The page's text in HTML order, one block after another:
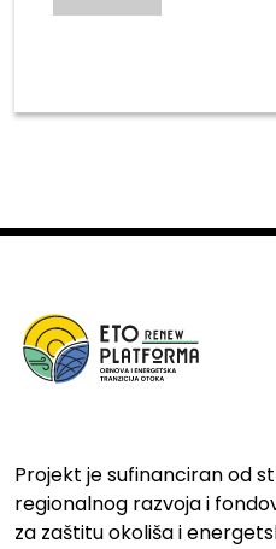
Projekt je sufinanciran od
regionalnog razvoja i
za zaštitu okoliša i